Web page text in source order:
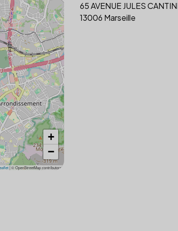
+
−
|© OpenStreetMap contributors
65 AVENUE JULES
13006 Marseille